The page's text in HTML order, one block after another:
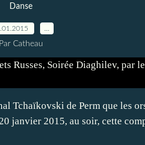
Danse
Par Catheau
Tchaïkovski de Perm que les
janvier 2015, au soir, cette